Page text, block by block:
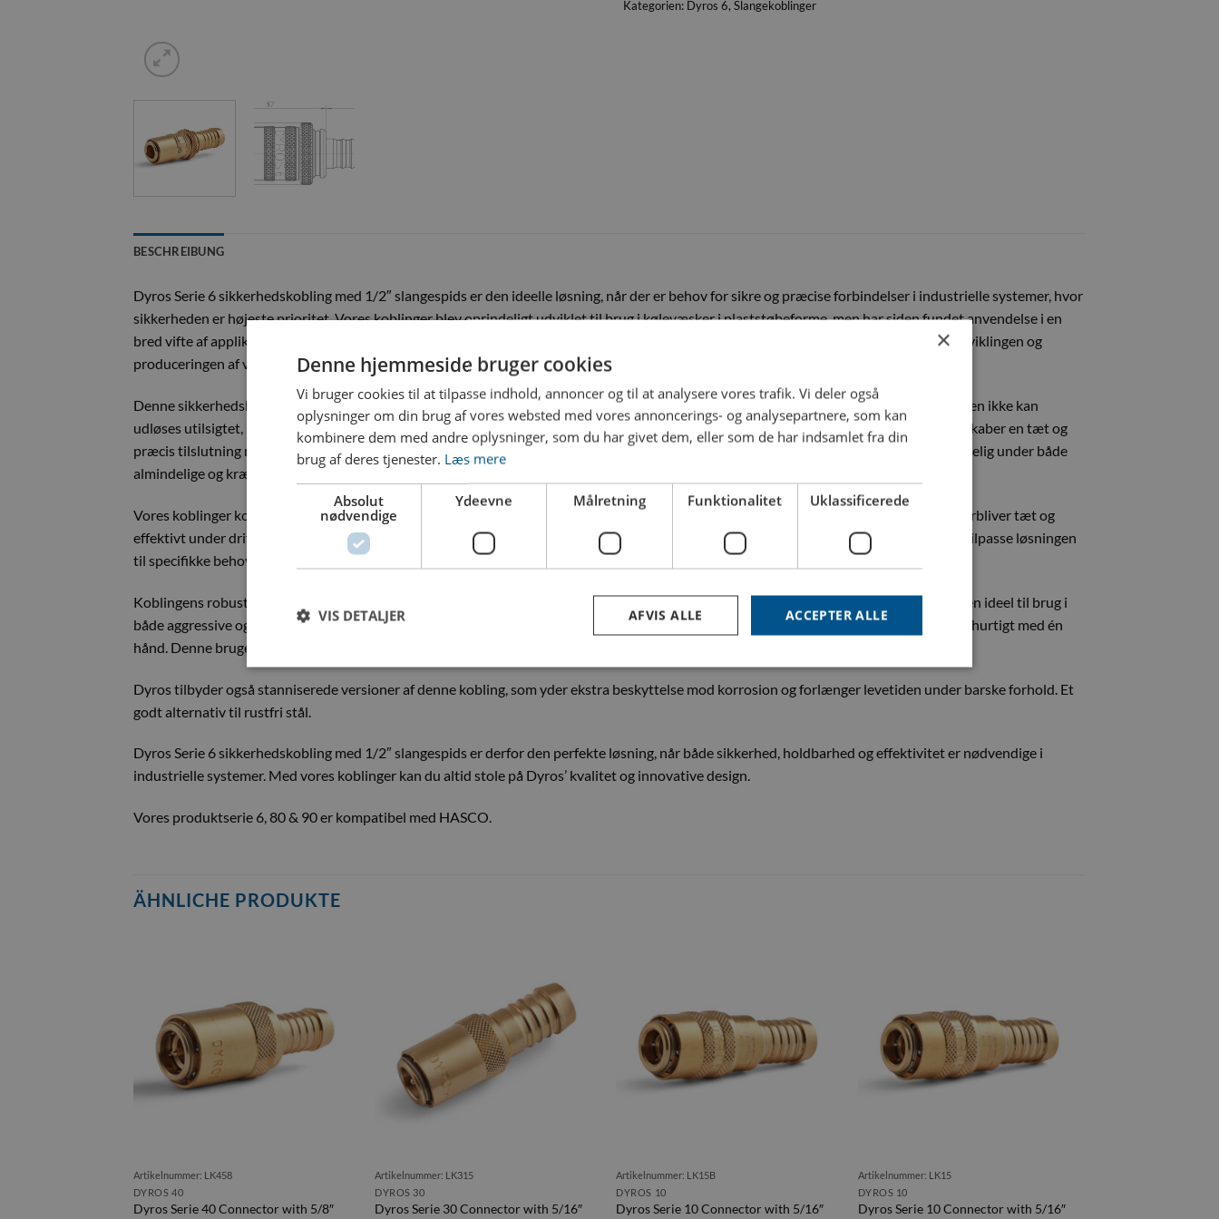
Kategorien: Dyros 6, Slangekoblinger
BESCHREIBUNG
Dyros Serie 6 sikkerhedskobling med 1/2″ slangespids er den ideelle løsning, når der er behov for sikre og præcise forbindelser i industrielle systemer, hvor
sikkerheden er højeste prioritet. Vores koblinger blev oprindeligt udviklet til brug i kølevæsker i plaststøbeforme, men har siden fundet anvendelse i en
bred vifte af applikationer, såsom trykluftsystemer, ilt- og gasflasker. Hos Dyros har vi stor fokus på kvalitet, sikkerhed og præcision i udviklingen og
produceringen af vores produkter.
Denne sikkerhedskobling er udstyret med en låsering, som aktiveres ved at rotere den op mod kappen. Denne funktion sikrer, at koblingen ikke kan
udløses utilsigtet, hvilket er en essentiel funktion i arbejdsmiljøer, hvor sikkerhed og pålidelighed er af afgørende betydning. Koblingen skaber en tæt og
præcis tilslutning med et gennemløb på 6 mm og er designet til at modstå høje tryk og mekanisk slid. Det gør den yderst holdbar og pålidelig under både
almindelige og krævende driftsforhold.
Vores koblinger kommer med en indbygget ventil, som effektivt forhindrer lækager, selv ved højt tryk. Denne ventil sikrer, at systemet forbliver tæt og
effektivt under drift. For applikationer, hvor en ventil ikke er nødvendig, kan koblingen også leveres uden, hvilket giver fleksibilitet til at tilpasse løsningen
til specifikke behov.
Koblingens robuste konstruktion i massiv messing og rustfrit stål sikrer en lang levetid og modstand mod korrosion, hvilket gør koblingen ideel til brug i
både aggressive og kemisk belastede miljøer. Koblingen er designet til hurtig betjening, hvilket gør det muligt at tilslutte og frakoble den hurtigt med én
hånd. Denne brugervenlige funktion sparer tid og øger produktiviteten i hektiske arbejdsmiljøer.
Dyros tilbyder også stanniserede versioner af denne kobling, som yder ekstra beskyttelse mod korrosion og forlænger levetiden under barske forhold. Et
godt alternativ til rustfri stål.
Dyros Serie 6 sikkerhedskobling med 1/2″ slangespids er derfor den perfekte løsning, når både sikkerhed, holdbarhed og effektivitet er nødvendige i
industrielle systemer. Med vores koblinger kan du altid stole på Dyros’ kvalitet og innovative design.
Vores produktserie 6, 80 & 90 er kompatibel med HASCO.
ÄHNLICHE PRODUKTE
Artikelnummer: LK458
DYROS 40
Dyros Serie 40 Connector with 5/8″
Artikelnummer: LK315
DYROS 30
Dyros Serie 30 Connector with 5/16″
Artikelnummer: LK15B
DYROS 10
Dyros Serie 10 Connector with 5/16″
Artikelnummer: LK15
DYROS 10
Dyros Serie 10 Connector with 5/16″
×
Denne hjemmeside bruger cookies
Vi bruger cookies til at tilpasse indhold, annoncer og til at analysere vores trafik. Vi deler også
oplysninger om din brug af vores websted med vores annoncerings- og analysepartnere, som kan
kombinere dem med andre oplysninger, som du har givet dem, eller som de har indsamlet fra din
brug af deres tjenester. Læs mere
Absolut
nødvendige
Ydeevne Målretning Funktionalitet Uklassificerede
ACCEPTER ALLE
AFVIS ALLE
VIS DETALJER